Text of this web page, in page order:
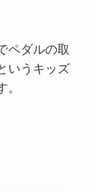
ペダルの取
いうキッズ